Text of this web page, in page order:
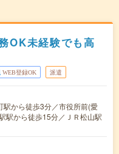
OK未経験でも高
WEB登録OK 派遣
駅から徒歩3分／市役所前(愛
駅から徒歩15分／ＪＲ松山駅